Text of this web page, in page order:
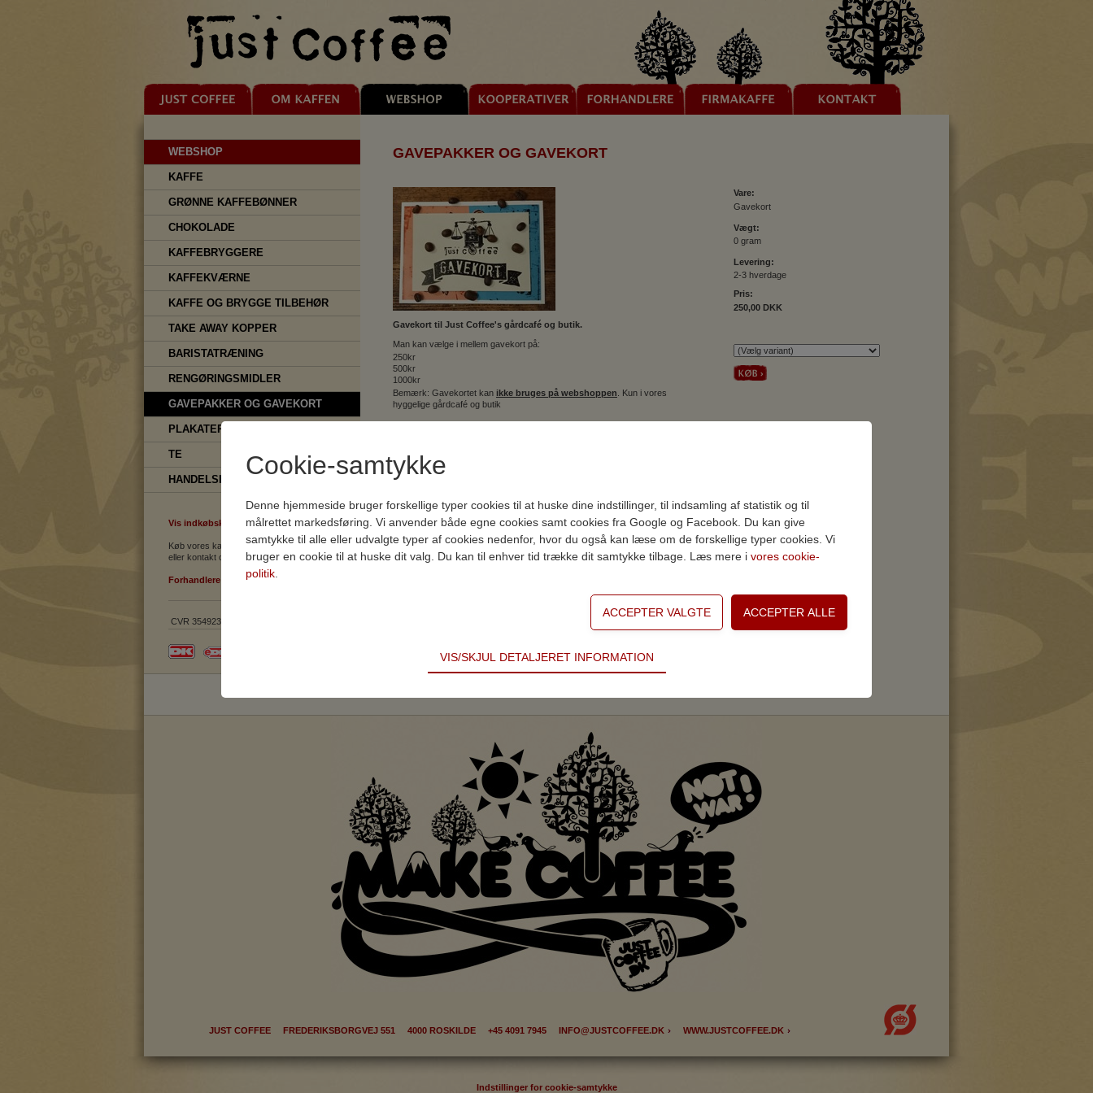
WEBSHOP
KAFFE
GRØNNE KAFFEBØNNER
CHOKOLADE
KAFFEBRYGGERE
KAFFEKVÆRNE
KAFFE OG BRYGGE TILBEHØR
TAKE AWAY KOPPER
BARISTATRÆNING
RENGØRINGSMIDLER
GAVEPAKKER OG GAVEKORT
PLAKATER OG KAFFESÆKKE
TE
HANDELSBETINGELSER, DATAPOLITIK
Vis indkøbskurv
Køb vores kaffe her, hos vores forhandlere
eller kontakt os.
Forhandlere
CVR 35492380
GAVEPAKKER OG GAVEKORT
Gavekort til Just Coffee's gårdcafé og butik.
Man kan vælge i mellem gavekort på:
250kr
500kr
1000kr
Bemærk: Gavekortet kan ikke bruges på webshoppen . Kun i vores
hyggelige gårdcafé og butik
Vare:
Gavekort
Vægt:
0 gram
Levering:
2-3 hverdage
Pris:
250,00 DKK
JUST COFFEE FREDERIKSBORGVEJ 551 4000 ROSKILDE +45 4091 7945 INFO@JUSTCOFFEE.DK WWW.JUSTCOFFEE.DK
Indstillinger for cookie-samtykke
Cookie-samtykke
Denne hjemmeside bruger forskellige typer cookies til at huske dine indstillinger, til indsamling af statistik og til
målrettet markedsføring. Vi anvender både egne cookies samt cookies fra Google og Facebook. Du kan give
samtykke til alle eller udvalgte typer af cookies nedenfor, hvor du også kan læse om de forskellige typer cookies. Vi
bruger en cookie til at huske dit valg. Du kan til enhver tid trække dit samtykke tilbage. Læs mere i vores cookie-
politik
Tekniske cookies er nødvendige for hjemmesidens grundlæggende funktioner som fx navigation, adgangskontrol
Statistik-cookies bruges til at optimere design, brugervenlighed og effektiviteten af en hjemmeside. Fx ved at
indsamle besøgsstatistik om antal besøg og hvordan hjemmesiden bruges.
Markedsføring
Markedsførings-cookies (tracking-cookies) indsamler brugerens digitale fodspor på tværs af flere hjemmesider og
registrerer, hvad brugeren interesserer sig for/søger på for at kunne vise personrettede annoncer, når denne færdes
VIS/SKJUL DETALJERET INFORMATION